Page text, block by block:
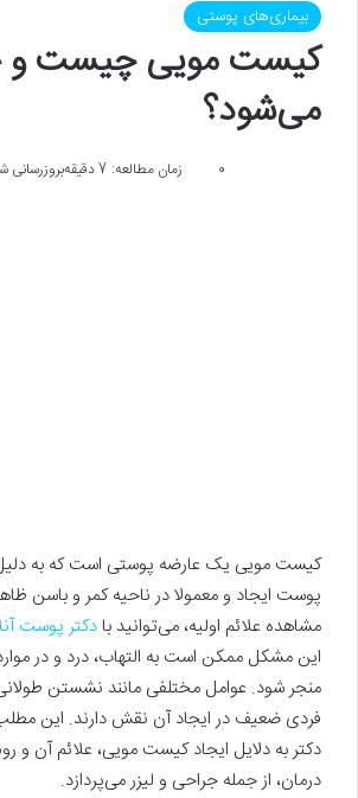
بیماری‌های پوستی
کیست مویی چیست و
می‌شود؟
بروزرسانی شده در 0 زمان مطالعه: 7 دقیقه
کیست مویی یک عارضه پوستی است که به دلیل
پوست ایجاد و معمولا در ناحیه کمر و باسن
مشاهده علائم اولیه، می‌توانید بادکتر پوست
این مشکل ممکن است به التهاب، درد و در
منجر شود. عوامل مختلفی مانند نشستن
فردی ضعیف در ایجاد آن نقش دارند. این
دکتر به دلایل ایجاد کیست مویی، علائم آن
درمان، از جمله جراحی و لیزر می‌پردازد.